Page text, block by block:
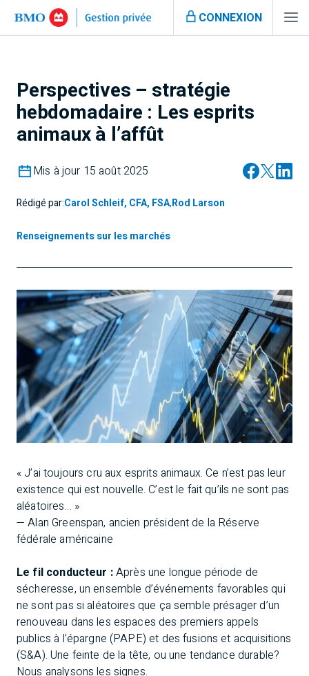
CONNEXION
Perspectives – stratégie
hebdomadaire : Les esprits
animaux à l’affût
Mis à jour 15 août 2025
Rédigé par:Carol Schleif, CFA, FSA,Rod Larson
Renseignements sur les marchés
« J’ai toujours cru aux esprits animaux. Ce n’est pas leur
existence qui est nouvelle. C’est le fait qu’ils ne sont pas
aléatoires… »
— Alan Greenspan, ancien président de la Réserve
fédérale américaine
Le fil conducteur :Après une longue période de
sécheresse, un ensemble d’événements favorables qui
ne sont pas si aléatoires que ça semble présager d’un
renouveau dans les espaces des premiers appels
publics à l’épargne (PAPE) et des fusions et acquisitions
(S&A). Une feinte de la tête, ou une tendance durable?
Nous analysons les signes.